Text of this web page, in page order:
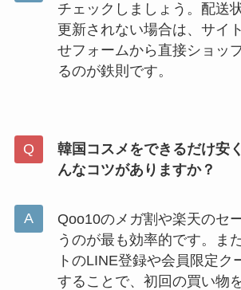
チェックしましょう。配送
更新されない場合は、サイ
せフォームから直接ショッ
るのが鉄則です。
韓国コスメをできるだけ安
んなコツがありますか？
Qoo10のメガ割や楽天のセ
うのが最も効率的です。ま
トのLINE登録や会員限定ク
することで、初回の買い物